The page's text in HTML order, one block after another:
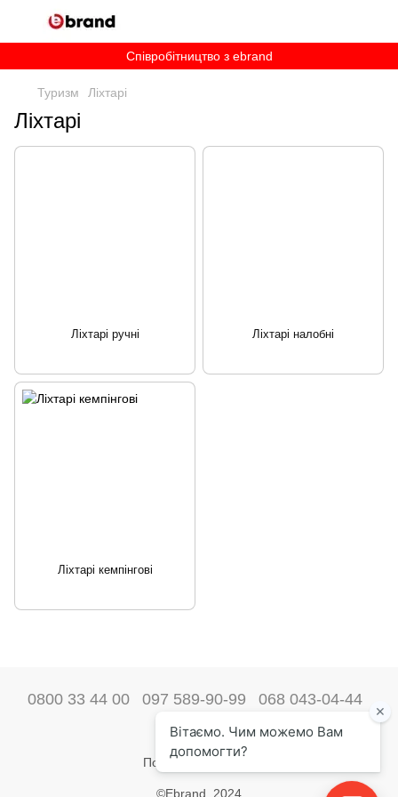
Співробітництво з ebrand
Туризм Ліхтарі
Ліхтарі
Ліхтарі ручні Ліхтарі налобні
Ліхтарі кемпінгові
0800 33 44 00 097 589-90-99 068 043-04-44
Наші контакти
Повна версія сайту
©Ebrand. 2024